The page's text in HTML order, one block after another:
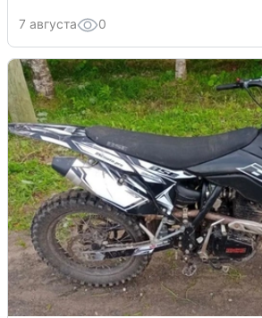
7 августа 0